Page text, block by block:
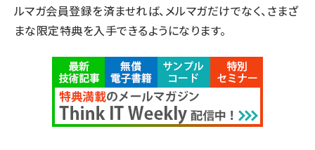
ルマガ会員登録を済ませれば、メルマガだけでなく、さまざ
まな限定特典を入手できるようになります。